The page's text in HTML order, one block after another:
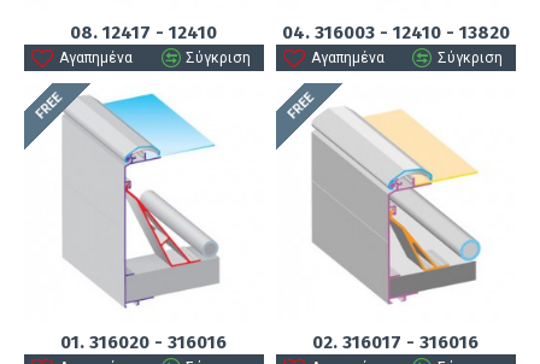
08. 12417 - 12410
Αγαπημένα Σύγκριση
04. 316003 - 12410 - 13820
Αγαπημένα Σύγκριση
FREE
01. 316020 - 316016
FREE
02. 316017 - 316016